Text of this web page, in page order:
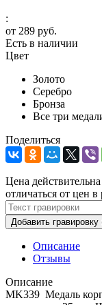
:
от 289 руб.
Есть в наличии
Цвет
Золото
Серебро
Бронза
Все три
Поделиться
Цена
отличаться от цен
Добавить
Описание
Отзывы
Описание
MK339 Медаль